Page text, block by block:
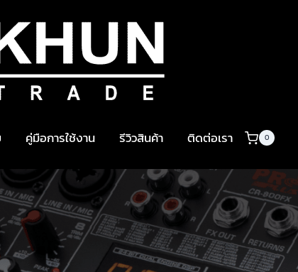
คู่มือการใช้งาน รีวิวสินค้า ติดต่อเรา 0